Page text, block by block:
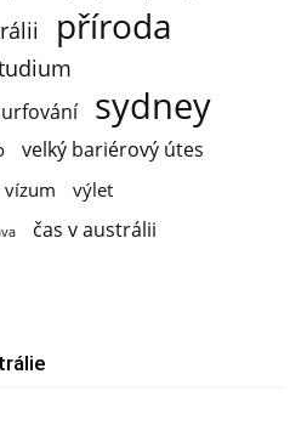
příroda
sydney
velký bariérový útes
vízum výlet
čas v austrálii